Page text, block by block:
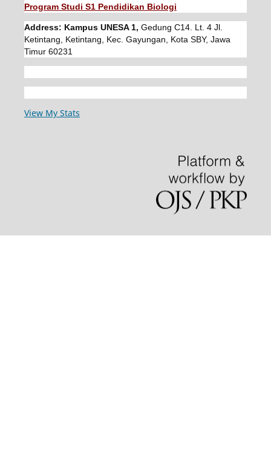
Program Studi S1 Pendidikan Biologi
Address: Kampus UNESA 1, Gedung C14. Lt. 4 Jl.
Ketintang, Ketintang, Kec. Gayungan, Kota SBY, Jawa
Timur 60231
View My Stats